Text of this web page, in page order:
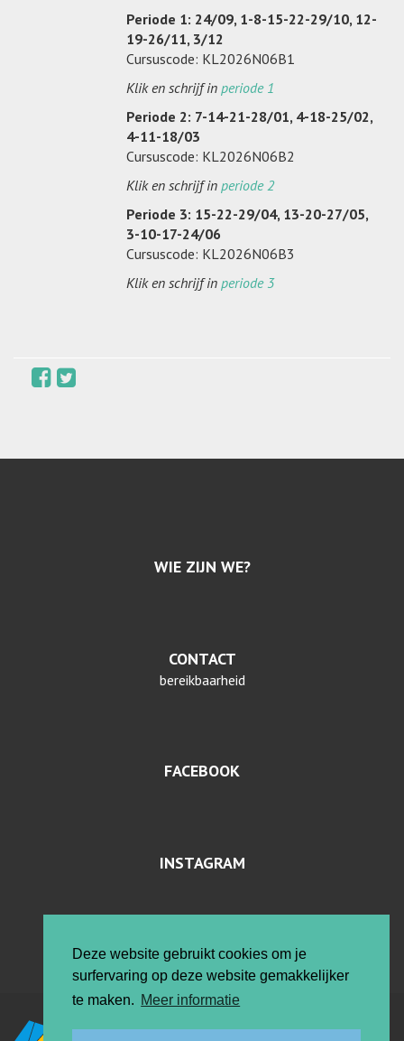
Deze website gebruikt cookies om je
surfervaring op deze website gemakkelijker
te maken. Meer informatie
Periode 1: 24/09, 1-8-15-22-29/10, 12-
19-26/11, 3/12
Cursuscode: KL2026N06B1
Klik en schrijf in periode 1
Periode 2: 7-14-21-28/01, 4-18-25/02,
4-11-18/03
Cursuscode: KL2026N06B2
Klik en schrijf in periode 2
Periode 3: 15-22-29/04, 13-20-27/05,
3-10-17-24/06
Cursuscode: KL2026N06B3
Klik en schrijf in periode 3
WIE ZIJN WE?
CONTACT
bereikbaarheid
FACEBOOK
INSTAGRAM
PRIVACYVERKLARING EN COOKIES
Vrije ateliers